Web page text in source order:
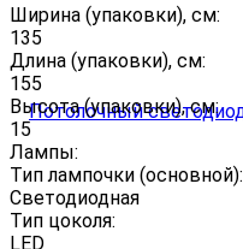
Ширина (упаковки), см:
135
Длина (упаковки), см:
155
Высота (упаковки), см:
15
Лампы:
Тип лампочки (основной):
Светодиодная
Тип цоколя:
LED